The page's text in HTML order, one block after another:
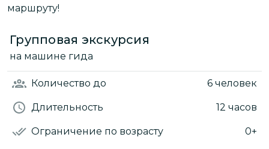
маршруту!
Групповая экскурсия
на машине гида
Количество до 6 человек
Длительность 12 часов
Ограничение по возрасту 0+